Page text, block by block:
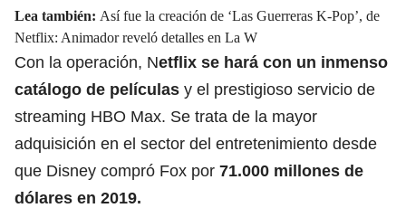
Lea también: Así fue la creación de ‘Las Guerreras K-Pop’, de
Netflix: Animador reveló detalles en La W
Con la operación, Netflix se hará con un inmenso
catálogo de películas y el prestigioso servicio de
streaming HBO Max. Se trata de la mayor
adquisición en el sector del entretenimiento desde
que Disney compró Fox por 71.000 millones de
dólares en 2019.